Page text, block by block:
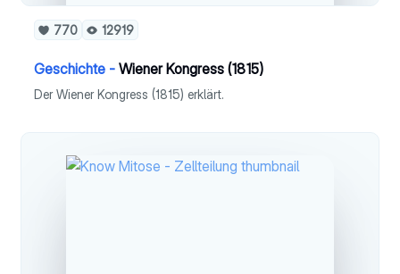
770 12919
Geschichte - Wiener Kongress (1815)
Der Wiener Kongress (1815) erklärt.